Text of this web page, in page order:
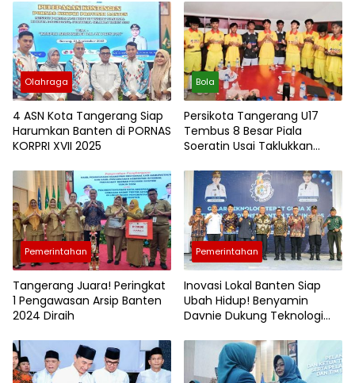
Olahraga
4 ASN Kota Tangerang Siap
Harumkan Banten di PORNAS
KORPRI XVII 2025
Bola
Persikota Tangerang U17
Tembus 8 Besar Piala
Soeratin Usai Taklukkan
Pemerintahan
Tangerang Juara! Peringkat
1 Pengawasan Arsip Banten
2024 Diraih
Pemerintahan
Inovasi Lokal Banten Siap
Ubah Hidup! Benyamin
Davnie Dukung Teknologi